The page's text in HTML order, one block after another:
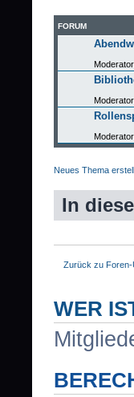
FORUM
Neues Thema
In
Zurück zu
WER